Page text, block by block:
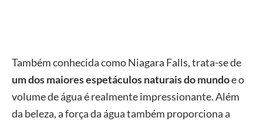
Também conhecida como Niagara Falls, trata-se de
um dos maiores espetáculos naturais do mundoe o
volume de água é realmente impressionante. Além
da beleza, a força da água também proporciona a